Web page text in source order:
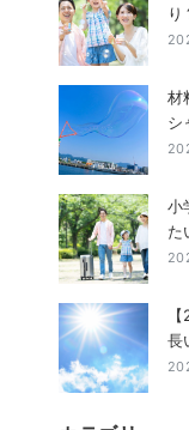
り
材
シ
小
た
長